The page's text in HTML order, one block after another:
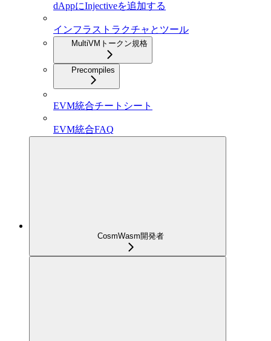
dAppにInjectiveを追加する
インフラストラクチャとツール
MultiVMトークン規格
Precompiles
EVM統合チートシート
EVM統合FAQ
CosmWasm開発者